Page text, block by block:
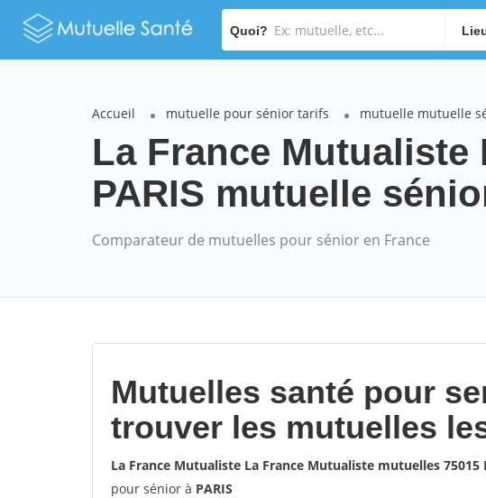
Quoi?
Accueil mutuelle pour sénior tarifs mutuelle mutuelle
La France
PARIS mutuelle
Comparateur de mutuelles pour sénior en France
Mutuelles santé pour
trouver les mutuelles
La France Mutualiste La France Mutualiste mutuelles 75015
pour sénior à PARIS